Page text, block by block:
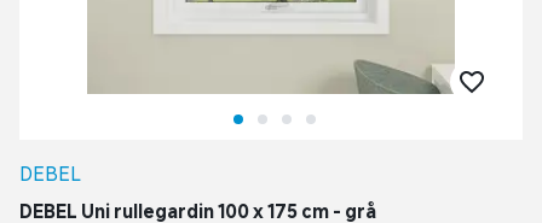
DEBEL
DEBEL Uni rullegardin 100 x 175 cm - grå